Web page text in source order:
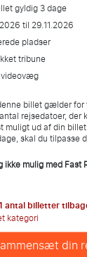
gyldig 3 dage
til 29.11.2026
pladser
tribune
billet gælder for
rejsedatoer, der
muligt ud af din
skal du tilpasse
ikke mulig medFast
antal billetter
kategori
din